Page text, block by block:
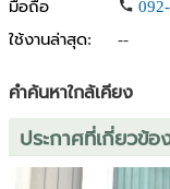
สนใจติดต่อ: Baan Dee
Line: baandee2024
มือถือ
ใช้งานล่าสุด:
--
คำค้นหาใกล้เคียง
ประกาศที่เกี่ยวข้อ